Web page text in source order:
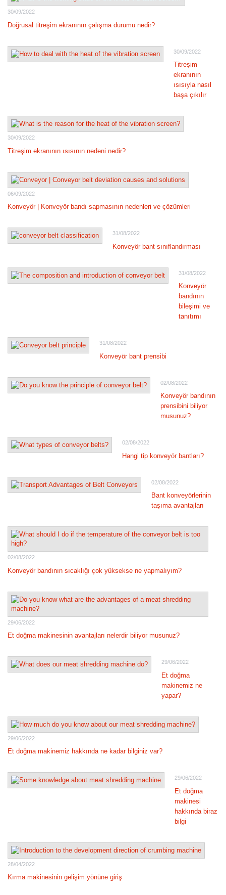
30/09/2022
Doğrusal titreşim ekranının çalışma durumu nedir?
30/09/2022
Titreşim
ekranının
ısısıyla nasıl
başa çıkılır
30/09/2022
Titreşim ekranının ısısının nedeni nedir?
06/09/2022
Konveyör | Konveyör bandı sapmasının nedenleri ve çözümleri
31/08/2022
Konveyör bant sınıflandırması
31/08/2022
Konveyör
bandının
bileşimi ve
tanıtımı
31/08/2022
Konveyör bant prensibi
02/08/2022
Konveyör bandının
prensibini biliyor
musunuz?
02/08/2022
Hangi tip konveyör bantları?
02/08/2022
Bant konveyörlerinin
taşıma avantajları
02/08/2022
Konveyör bandının sıcaklığı çok yüksekse ne yapmalıyım?
29/06/2022
Et doğma makinesinin avantajları nelerdir biliyor musunuz?
29/06/2022
Et doğma
makinemiz ne
yapar?
29/06/2022
Et doğma makinemiz hakkında ne kadar bilginiz var?
29/06/2022
Et doğma
makinesi
hakkında biraz
bilgi
28/04/2022
Kırma makinesinin gelişim yönüne giriş